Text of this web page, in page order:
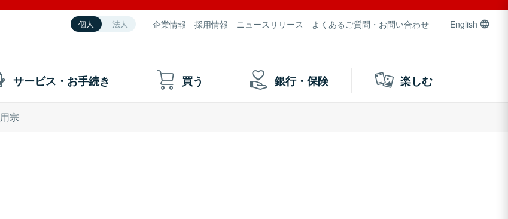
個人 法人 企業情報 採用情報 ニュースリリース よくあるご質問・お問い合わせ English
サービス・お手続き 買う 銀行・保険 楽しむ
用宗